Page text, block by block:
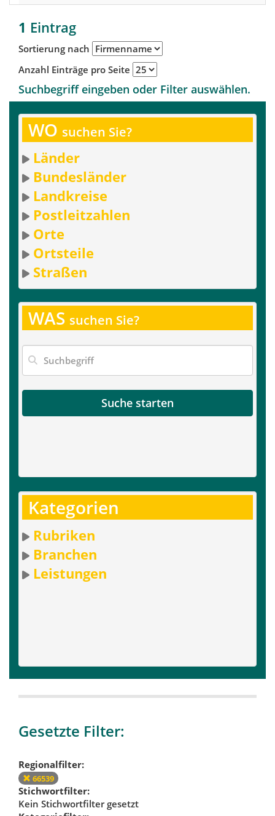
1 Eintrag
Sortierung nach
Anzahl Einträge pro Seite
Suchbegriff eingeben oder Filter auswählen.
WO suchen Sie?
Länder
Bundesländer
Landkreise
Postleitzahlen
Orte
Ortsteile
Straßen
WAS suchen Sie?
Suche starten
Kategorien
Rubriken
Branchen
Leistungen
Gesetzte Filter:
Regionalfilter:
66539
Stichwortfilter:
Kein Stichwortfilter gesetzt